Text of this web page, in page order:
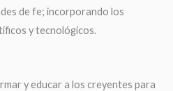
de fe; incorporando los
y tecnológicos.
y educar a los creyentes para